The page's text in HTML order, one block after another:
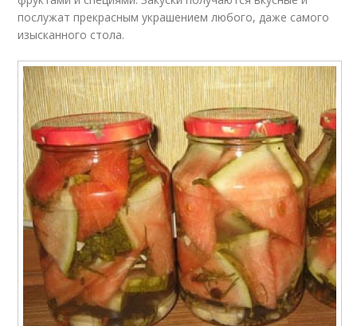
литровых банках
Арбузы на соломе
Салат из арбуза Арбузы с яблоками
Банки без
стерилизации
Моченый арбуз
Польза от арбуза Арбузы с прослойкой
послужат прекрасным украшением любого, даже самого
изысканного стола.